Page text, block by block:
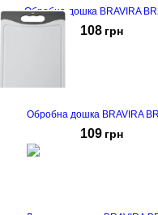
Обробна дошка BRAVIRA
108 грн
Обробна дошка BRAVIRA
109 грн